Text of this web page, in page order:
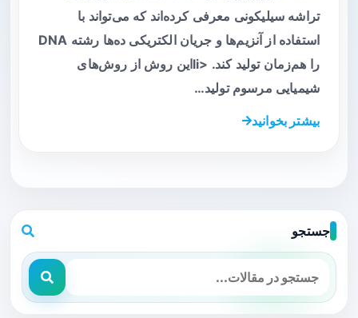
تراشه سیلیکونی معرفی کرده‌اند که می‌تواند با
استفاده از آنزیم‌ها و جریان الکتریکی ده‌ها رشته DNA
را هم‌زمان تولید کند. <liاین روش از روش‌های
شیمیایی مرسوم تولید…
بیشتر بخوانید
جستجو